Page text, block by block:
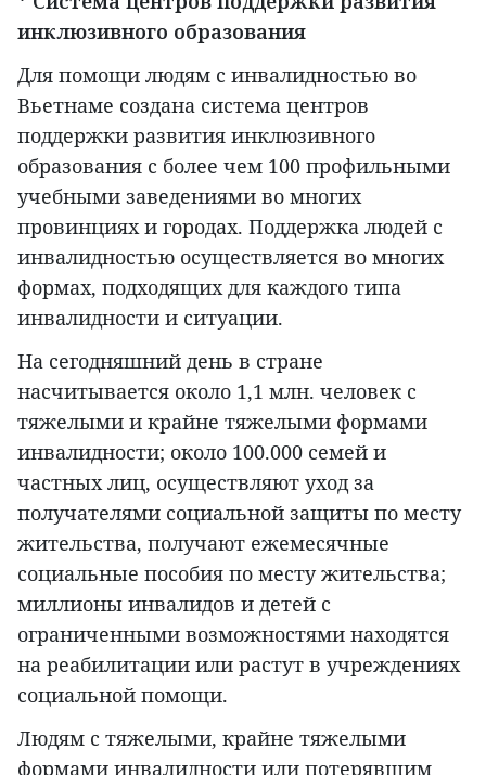
инклюзивного образования
Для помощи людям с инвалидностью во
Вьетнаме создана система центров
поддержки развития инклюзивного
образования с более чем 100 профильными
учебными заведениями во многих
провинциях и городах. Поддержка людей с
инвалидностью осуществляется во многих
формах, подходящих для каждого типа
инвалидности и ситуации.
На сегодняшний день в стране
насчитывается около 1,1 млн. человек с
тяжелыми и крайне тяжелыми формами
инвалидности; около 100.000 семей и
частных лиц, осуществляют уход за
получателями социальной защиты по месту
жительства, получают ежемесячные
социальные пособия по месту жительства;
миллионы инвалидов и детей с
ограниченными возможностями находятся
на реабилитации или растут в учреждениях
социальной помощи.
Людям с тяжелыми, крайне тяжелыми
формами инвалидности или потерявшим